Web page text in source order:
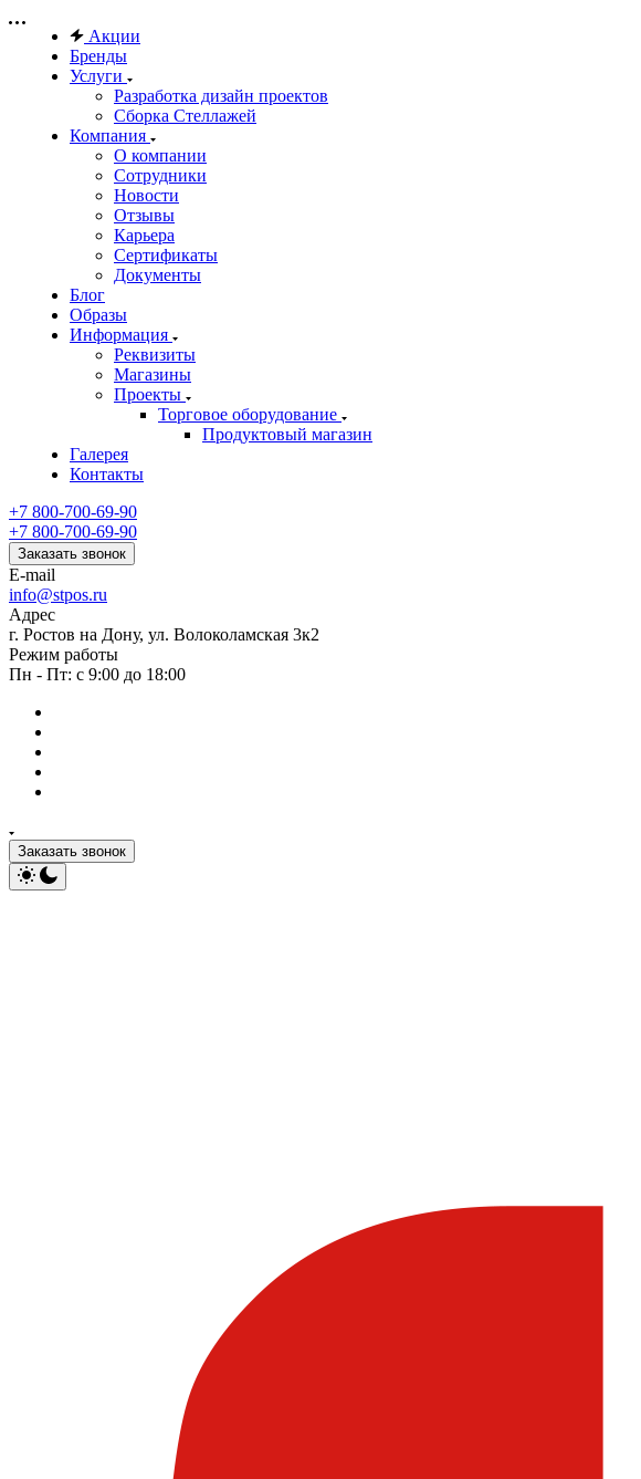
Акции
Бренды
Услуги
Разработка дизайн проектов
Сборка Стеллажей
Компания
О компании
Сотрудники
Новости
Отзывы
Карьера
Сертификаты
Документы
Блог
Образы
Информация
Реквизиты
Магазины
Проекты
Торговое оборудование
Продуктовый магазин
Галерея
Контакты
+7 800-700-69-90
+7 800-700-69-90
Заказать звонок
E-mail
info@stpos.ru
Адрес
г. Ростов на Дону, ул. Волоколамская 3к2
Режим работы
Пн - Пт: с 9:00 до 18:00
Заказать звонок